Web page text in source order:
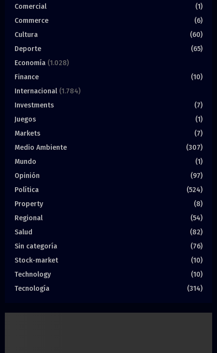
Comercial
(1)
Commerce
(6)
Cultura
(60)
Deporte
(65)
Economía (1.028)
Finance
(10)
Internacional (1.784)
Investments
(7)
Juegos
(1)
Markets
(7)
Medio Ambiente
(307)
Mundo
(1)
Opinión
(97)
Política
(524)
Property
(8)
Regional
(54)
Salud
(82)
Sin categoría
(76)
Stock-market
(10)
Technology
(10)
Tecnología
(314)